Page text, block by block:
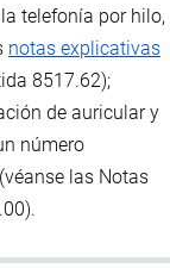
telefonía por hilo,
notas explicativas
8517.62);
de auricular y
número
las Notas